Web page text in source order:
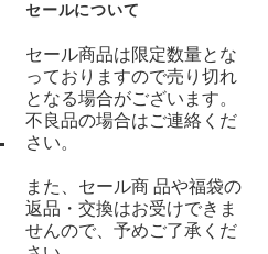
セールについて
セール商品は限定数量とな
っておりますので売り切れ
となる場合がございます。
不良品の場合はご連絡くだ
さい。
また、セール商 品や福袋の
返品・交換はお受けできま
せんので、予めご了承くだ